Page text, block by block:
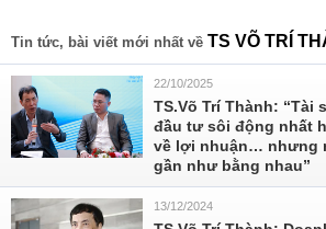
Tin tức, bài viết mới nhất về TS VÕ TRÍ
22/10/2025
TS.Võ Trí Thành: “Tài
đầu tư sôi động nhất
về lợi nhuận… nhưng
gần như bằng nhau”
13/12/2024